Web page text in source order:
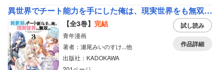
異世界でチート能力を手にした俺は、現実世界をも無双する ガールズサイド
【全3巻】 完結
青年漫画
著者：瀬尾みいのすけ...他
出版社：KADOKAWA
試し読み
作品詳細